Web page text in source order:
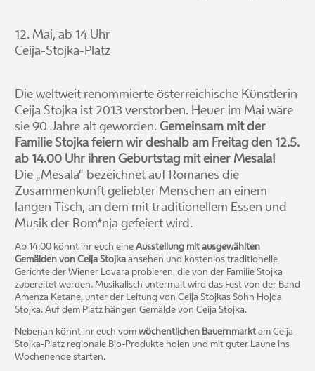
12. Mai, ab 14 Uhr
Ceija-Stojka-Platz
Die weltweit renommierte österreichische Künstlerin
Ceija Stojka ist 2013 verstorben. Heuer im Mai wäre
sie 90 Jahre alt geworden. Gemeinsam mit der
Familie Stojka feiern wir deshalb am Freitag den 12.5.
ab 14.00 Uhr ihren Geburtstag mit einer Mesala!
Die „Mesala“ bezeichnet auf Romanes die
Zusammenkunft geliebter Menschen an einem
langen Tisch, an dem mit traditionellem Essen und
Musik der Rom*nja gefeiert wird.
Ab 14:00 könnt ihr euch eine Ausstellung mit ausgewählten
Gemälden von Ceija Stojka ansehen und kostenlos traditionelle
Gerichte der Wiener Lovara probieren, die von der Familie Stojka
zubereitet werden. Musikalisch untermalt wird das Fest von der Band
Amenza Ketane, unter der Leitung von Ceija Stojkas Sohn Hojda
Stojka. Auf dem Platz hängen Gemälde von Ceija Stojka.
Nebenan könnt ihr euch vom wöchentlichen Bauernmarkt am Ceija-
Stojka-Platz regionale Bio-Produkte holen und mit guter Laune ins
Wochenende starten.